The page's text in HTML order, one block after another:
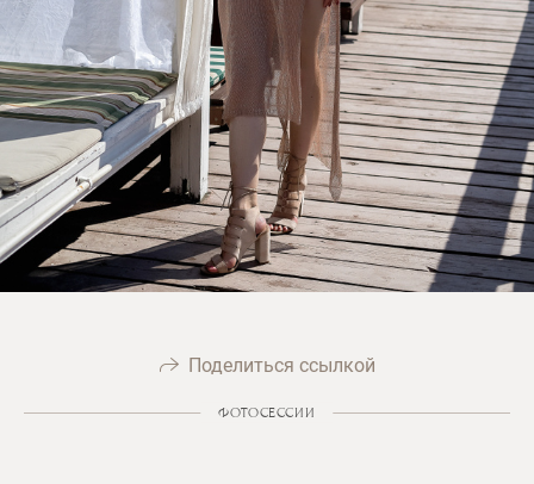
Поделиться ссылкой
ФОТОСЕССИИ